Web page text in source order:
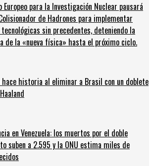
Europeo para la Investigación Nuclear pausará
de Hadrones para implementar
sin precedentes, deteniendo la
de la «nueva física» hasta el próximo ciclo.
hace historia al eliminar a Brasil con un doblete
en Venezuela: los muertos por el doble
suben a 2.595 y la ONU estima miles de